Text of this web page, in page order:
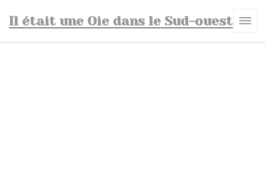
Il était une Oie dans le Sud-ouest